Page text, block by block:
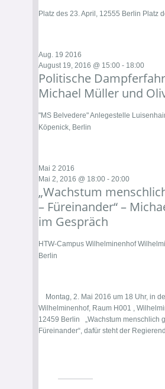
Platz des 23. April, 12555 Berlin Platz
Aug. 19 2016
August 19, 2016 @ 15:00 - 18:00
Politische
Michael Müller und
"MS Belvedere"Anlegestelle
Köpenick, Berlin
Mai 2 2016
Mai 2, 2016 @ 18:00 - 20:00
„Wachstum
– Füreinander“ –
im Gespräch
HTW-Campus Wilhelminenhof
Berlin
Montag, 2. Mai 2016 um 18 Uhr, in
Wilhelminenhof, Raum H001 ,
12459 Berlin „Wachstum menschlich
Füreinander“, dafür steht der